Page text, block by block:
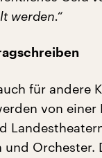
werden.“
für andere
von